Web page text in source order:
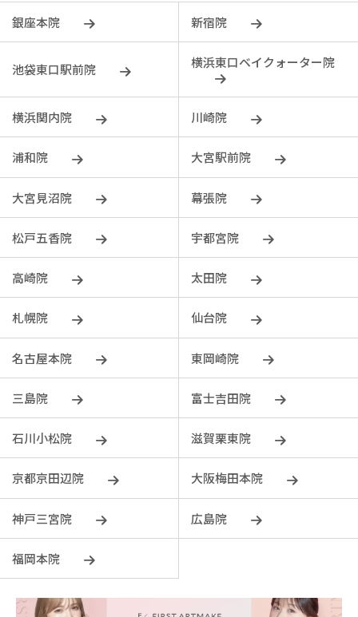
銀座本院 新宿院
池袋東口駅前院 横浜東口ベイクォーター院
横浜関内院 川崎院
浦和院 大宮駅前院
大宮見沼院 幕張院
松戸五香院 宇都宮院
⾼崎院 太田院
札幌院 仙台院
名古屋本院 東岡崎院
三島院 富士吉田院
石川小松院 滋賀栗東院
京都京田辺院 大阪梅田本院
神戸三宮院 広島院
福岡本院